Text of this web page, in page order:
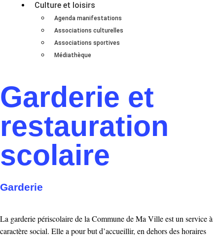
Culture et loisirs
Agenda manifestations
Associations culturelles
Associations sportives
Médiathèque
Garderie et
restauration
scolaire
Garderie
La garderie périscolaire de la Commune de Ma Ville est un service à
caractère social. Elle a pour but d’accueillir, en dehors des horaires